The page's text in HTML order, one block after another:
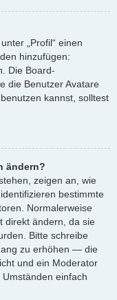
„Profil“ einen
hinzufügen:
Die Board-
die Benutzer Avatare
kannst, solltest
ändern?
zeigen an, wie
bestimmte
Normalerweise
direkt ändern, da sie
Bitte schreibe
zu erhöhen — die
und ein Moderator
einfach